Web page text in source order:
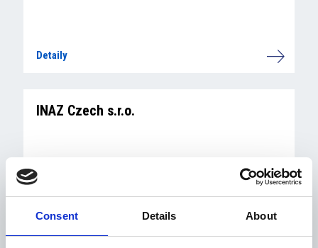
Consent Details About
Detaily
INAZ Czech s.r.o.
Detaily